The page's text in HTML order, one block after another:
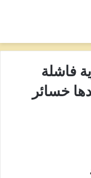
فاشلة
خسائر